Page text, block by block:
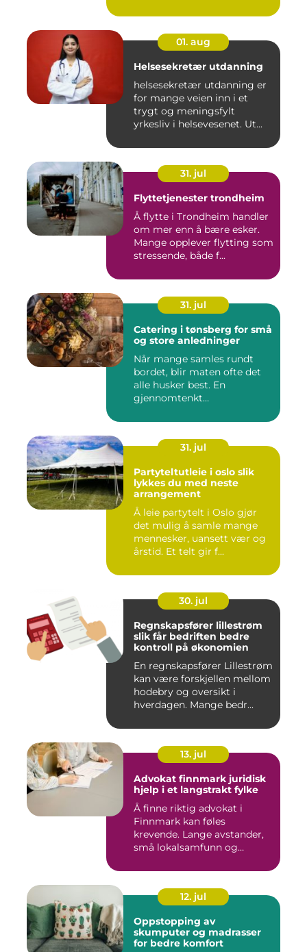
01. aug
Helsesekretær utdanning
helsesekretær utdanning er
for mange veien inn i et
trygt og meningsfylt
yrkesliv i helsevesenet. Ut...
31. jul
Flyttetjenester trondheim
Å flytte i Trondheim handler
om mer enn å bære esker.
Mange opplever flytting som
stressende, både f...
31. jul
Catering i tønsberg for små
og store anledninger
Når mange samles rundt
bordet, blir maten ofte det
alle husker best. En
gjennomtenkt
31. jul
Partyteltutleie i oslo slik
lykkes du med neste
arrangement
Å leie partytelt i Oslo gjør
det mulig å samle mange
mennesker, uansett vær og
årstid. Et telt gir f...
30. jul
Regnskapsfører lillestrøm
slik får bedriften bedre
kontroll på økonomien
En regnskapsfører Lillestrøm
kan være forskjellen mellom
hodebry og oversikt i
hverdagen. Mange bedr...
13. jul
Advokat finnmark juridisk
hjelp i et langstrakt fylke
Å finne riktig advokat i
Finnmark kan føles
krevende. Lange avstander,
små lokalsamfunn og
12. jul
Oppstopping av
skumputer og madrasser
for bedre komfort